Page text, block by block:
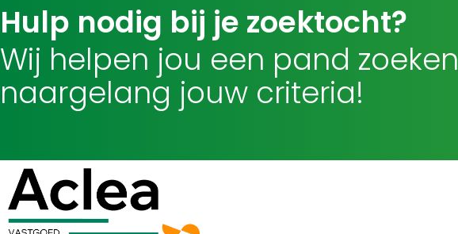
Hulp nodig bij je zoektocht?
Wij helpen jou een pand zoeken
naargelang jouw criteria!